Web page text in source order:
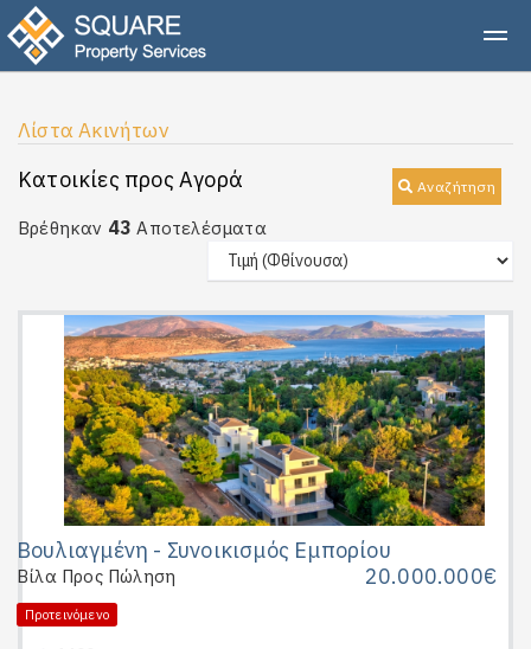
Λίστα Ακινήτων
Αναζήτηση
Κατοικίες προς Αγορά
Βρέθηκαν 43 Αποτελέσματα
Βουλιαγμένη - Συνοικισμός Εμπορίου
20.000.000€
ΒίλαΠρος Πώληση
Προτεινόμενο